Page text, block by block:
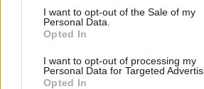
consent section.
I want to opt-out of the Sale of my
Personal Data.
Opted In
I want to opt-out of processing my
Personal Data for Targeted
Opted In